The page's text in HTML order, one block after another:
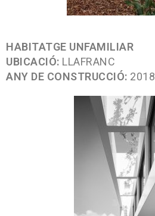
HABITATGE UNFAMILIAR
UBICACIÓ: LLAFRANC
ANY DE CONSTRUCCIÓ: 2018